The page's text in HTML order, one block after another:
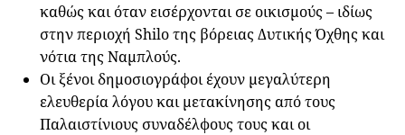
καθώς και όταν εισέρχονται σε οικισμούς – ιδίως
στην περιοχή Shilo της βόρειας Δυτικής Όχθης και
νότια της Ναμπλούς.
Οι ξένοι δημοσιογράφοι έχουν μεγαλύτερη
ελευθερία λόγου και μετακίνησης από τους
Παλαιστίνιους συναδέλφους τους και οι